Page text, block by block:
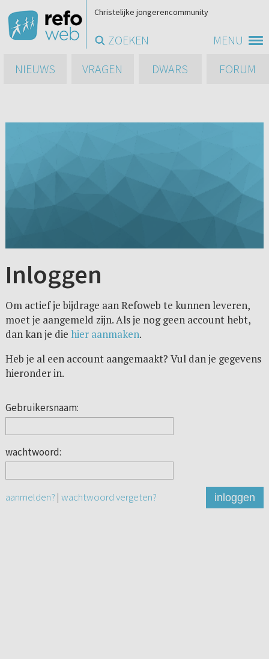
MENU
Christelijke jongerencommunity
ZOEKEN
NIEUWS
VRAGEN DWARS FORUM
Inloggen
Om actief je bijdrage aan Refoweb te kunnen leveren,
moet je aangemeld zijn. Als je nog geen account hebt,
dan kan je die hier aanmaken.
Heb je al een account aangemaakt? Vul dan je gegevens
hieronder in.
Gebruikersnaam:
wachtwoord:
aanmelden? | wachtwoord vergeten? inloggen